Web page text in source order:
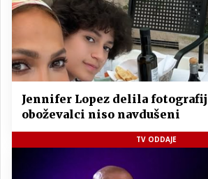
Jennifer Lopez delila
oboževalci niso navdušeni
TV ODDAJE